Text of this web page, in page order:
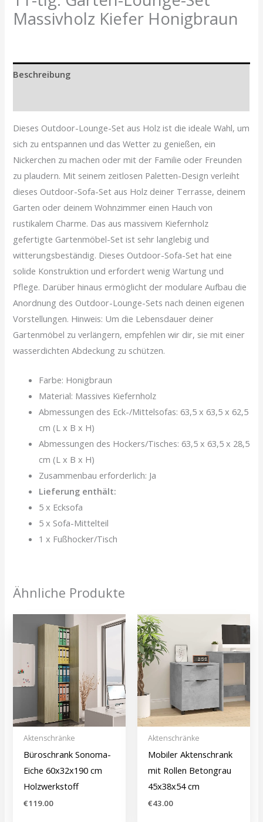
Massivholz Kiefer Honigbraun
Beschreibung
Dieses Outdoor-Lounge-Set aus Holz ist die ideale Wahl, um
sich zu entspannen und das Wetter zu genießen, ein
Nickerchen zu machen oder mit der Familie oder Freunden
zu plaudern. Mit seinem zeitlosen Paletten-Design verleiht
dieses Outdoor-Sofa-Set aus Holz deiner Terrasse, deinem
Garten oder deinem Wohnzimmer einen Hauch von
rustikalem Charme. Das aus massivem Kiefernholz
gefertigte Gartenmöbel-Set ist sehr langlebig und
witterungsbeständig. Dieses Outdoor-Sofa-Set hat eine
solide Konstruktion und erfordert wenig Wartung und
Pflege. Darüber hinaus ermöglicht der modulare Aufbau die
Anordnung des Outdoor-Lounge-Sets nach deinen eigenen
Vorstellungen. Hinweis: Um die Lebensdauer deiner
Gartenmöbel zu verlängern, empfehlen wir dir, sie mit einer
wasserdichten Abdeckung zu schützen.
Farbe: Honigbraun
Material: Massives Kiefernholz
Abmessungen des Eck-/Mittelsofas: 63,5 x 63,5 x 62,5
cm (L x B x H)
Abmessungen des Hockers/Tisches: 63,5 x 63,5 x 28,5
cm (L x B x H)
Zusammenbau erforderlich: Ja
Lieferung enthält:
5 x Ecksofa
5 x Sofa-Mittelteil
1 x Fußhocker/Tisch
Ähnliche Produkte
Aktenschränke
Büroschrank Sonoma-
Eiche 60x32x190 cm
Holzwerkstoff
€119.00
Aktenschränke
Mobiler Aktenschrank
mit Rollen Betongrau
45x38x54 cm
€43.00